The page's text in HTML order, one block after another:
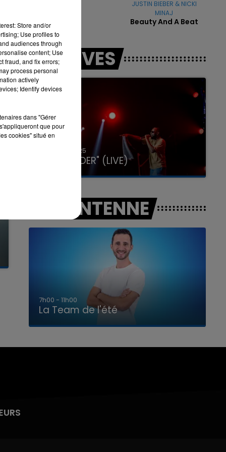
7h00 - 11h00
LA TEAM DE L'ÉTÉ
JUSTIN BIEBER & NICKI
MINAJ
Beauty And A Beat
LES LIVES
31 janvier 2025
GIMS "SPIDER" (LIVE)
A L'ANTENNE
7h00 - 11h00
La Team de l'été
Store and/or
Use profiles to
audiences through
content; Use
fraud, and fix errors;
process personal
actively
Identify devices
dans "Gérer
que pour
cookies" situé en